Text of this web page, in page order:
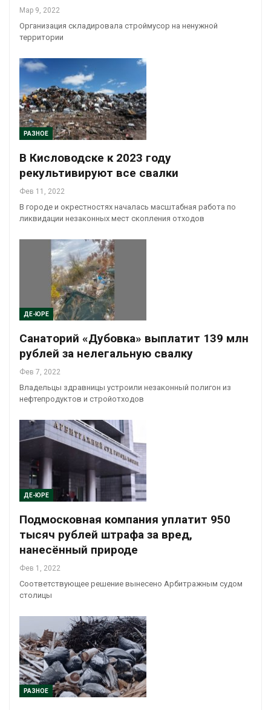
Мар 9, 2022
Организация складировала строймусор на ненужной
территории
РАЗНОЕ
В Кисловодске к 2023 году
рекультивируют все свалки
Фев 11, 2022
В городе и окрестностях началась масштабная работа по
ликвидации незаконных мест скопления отходов
ДЕ-ЮРЕ
Санаторий «Дубовка» выплатит 139 млн
рублей за нелегальную свалку
Фев 7, 2022
Владельцы здравницы устроили незаконный полигон из
нефтепродуктов и стройотходов
ДЕ-ЮРЕ
Подмосковная компания уплатит 950
тысяч рублей штрафа за вред,
нанесённый природе
Фев 1, 2022
Соответствующее решение вынесено Арбитражным судом
столицы
РАЗНОЕ